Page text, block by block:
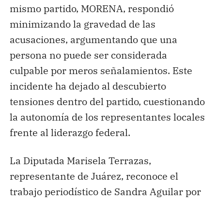
mismo partido, MORENA, respondió
minimizando la gravedad de las
acusaciones, argumentando que una
persona no puede ser considerada
culpable por meros señalamientos. Este
incidente ha dejado al descubierto
tensiones dentro del partido, cuestionando
la autonomía de los representantes locales
frente al liderazgo federal.
La Diputada Marisela Terrazas,
representante de Juárez, reconoce el
trabajo periodístico de Sandra Aguilar por